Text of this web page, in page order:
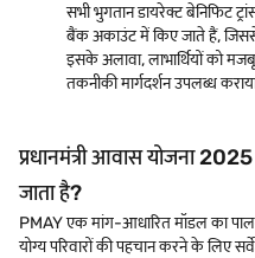
सभी भुगतान डायरेक्ट बेनिफिट
बैंक अकाउंट में किए जाते हैं, जिससे
इसके अलावा, लाभार्थियों को
तकनीकी मार्गदर्शन उपलब्ध
प्रधानमंत्री आवास योजना
जाता है?
PMAY एक मांग-आधारितमॉडल का
योग्य परिवारों की पहचान करने के लिए